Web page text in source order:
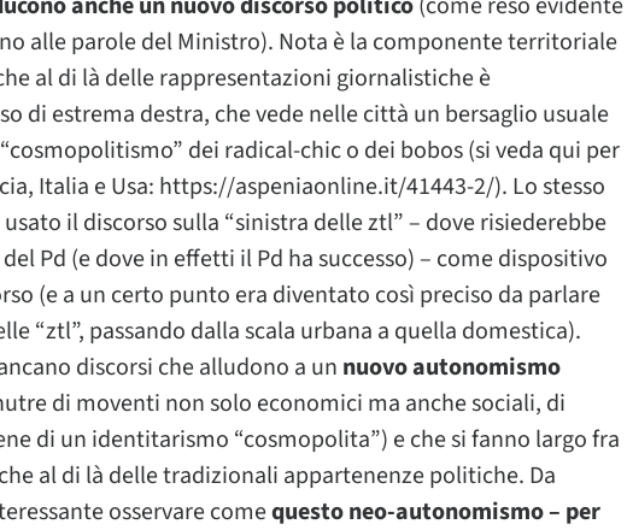
alle parole del Ministro). Nota è la componente territoriale
al di là delle rappresentazioni giornalistiche è
di estrema destra, che vede nelle città un bersaglio usuale
dei radical-chic o dei bobos (si veda qui per
Italia e Usa: https://aspeniaonline.it/41443-2/). Lo stesso
il discorso sulla “sinistra delle ztl” – dove risiederebbe
Pd (e dove in effetti il Pd ha successo) – come dispositivo
(e a un certo punto era diventato così preciso da parlare
“ztl”, passando dalla scala urbana a quella domestica).
discorsi che alludono a un nuovo autonomismo
di moventi non solo economici ma anche sociali, di
di un identitarismo “cosmopolita”) e che si fanno largo fra
al di là delle tradizionali appartenenze politiche. Da
osservare comequesto neo-autonomismo – per